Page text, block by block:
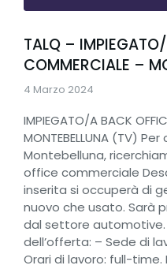
TALQ –
COMMERCIALE –
4 Marzo 2024
IMPIEGATO/A BACK
MONTEBELLUNA (TV)
Montebelluna,
office commerciale
inserita si occuperà di
nuovo che usato. Sarà
dal settore
dell’offerta: – Sede di
Orari di lavoro: full-time.